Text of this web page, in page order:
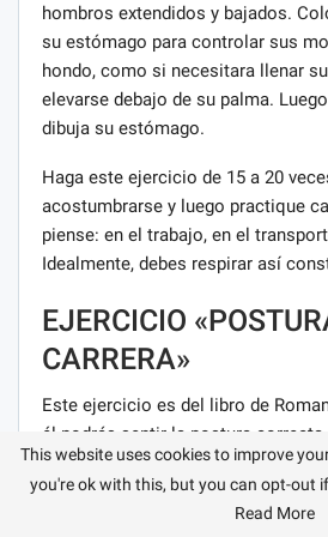
hombros extendidos y bajados.
su estómago para controlar sus
hondo, como si necesitara llenar
elevarse debajo de su palma.
dibuja su estómago.
Haga este ejercicio de 15 a 20
acostumbrarse y luego practique
piense: en el trabajo, en el
Idealmente, debes respirar así
EJERCICIO
CARRERA»
Este ejercicio es del libro de
él podrás sentir la postura
antes de entrar en pista.
Quítese los zapatos, párese
This website uses cookies to improve
you're ok with this, but you can opt-out
Read More